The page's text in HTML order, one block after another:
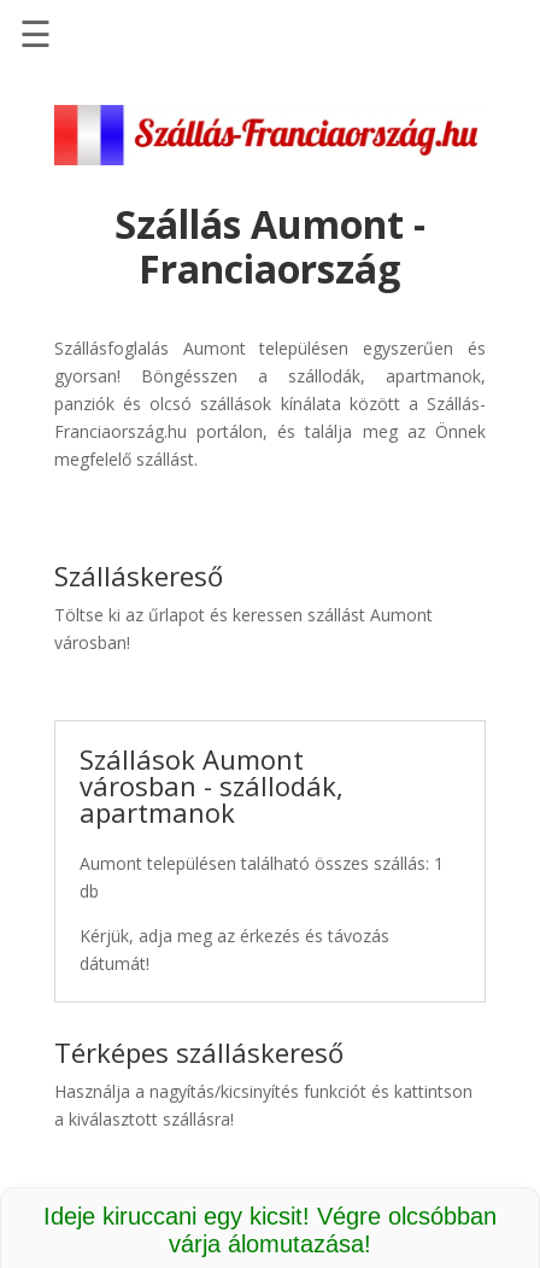
Szállások
Repülőjegy
pénzvisszatérítéssel
Discover
Cars
Transzfer
☰
Szállás Aumont -
Franciaország
Szállásfoglalás Aumont településen egyszerűen és
gyorsan! Böngésszen a szállodák, apartmanok,
panziók és olcsó szállások kínálata között a Szállás-
Franciaország.hu portálon, és találja meg az Önnek
megfelelő szállást.
Szálláskereső
Töltse ki az űrlapot és keressen szállást Aumont
városban!
Szállások Aumont
városban - szállodák,
apartmanok
Aumont településen található összes szállás: 1
db
Kérjük, adja meg az érkezés és távozás
dátumát!
Térképes szálláskereső
Használja a nagyítás/kicsinyítés funkciót és kattintson
a kiválasztott szállásra!
Ideje kiruccani egy kicsit! Végre olcsóbban
várja álomutazása!